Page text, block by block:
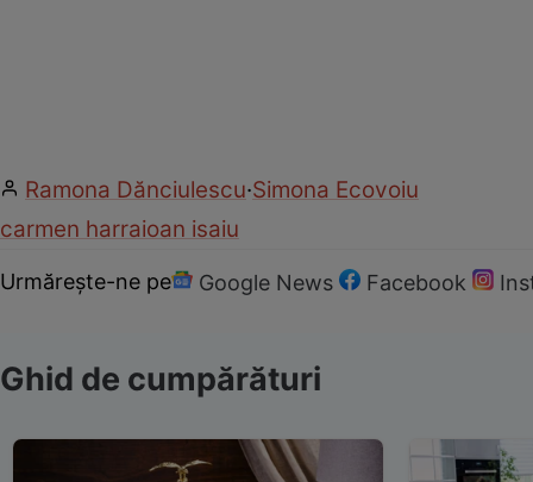
Ramona Dănciulescu·Simona Ecovoiu
carmen harraioan isaiu
Urmărește-ne pe Google News Facebook
Ghid de cumpărături